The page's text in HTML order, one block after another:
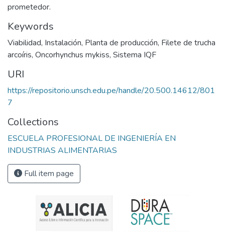
prometedor.
Keywords
Viabilidad, Instalación, Planta de producción, Filete de trucha
arcoíris, Oncorhynchus mykiss, Sistema IQF
URI
https://repositorio.unsch.edu.pe/handle/20.500.14612/801
7
Collections
ESCUELA PROFESIONAL DE INGENIERÍA EN
INDUSTRIAS ALIMENTARIAS
Full item page